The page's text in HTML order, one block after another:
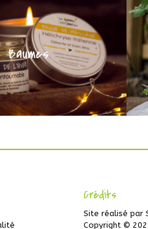
Baumes
Crédits
Site réalisé par
Copyright ©